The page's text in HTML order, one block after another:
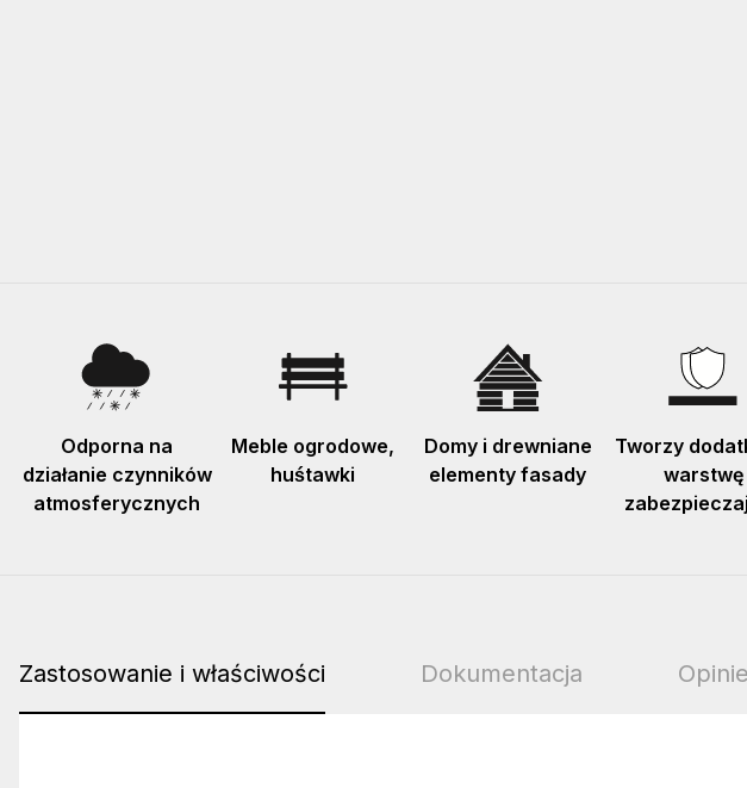
Odporna na
działanie czynników
atmosferycznych
Meble ogrodowe,
huśtawki
Domy i drewniane
elementy fasady
Tworzy
warstwę
Zastosowanie i właściwości Dokumentacja